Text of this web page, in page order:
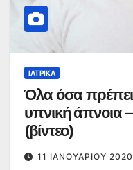
ΙΑΤΡΙΚΆ
Όλα όσα πρέπει
υπνική άπνοια
(βίντεο)
11 ΙΑΝΟΥΑΡΊΟΥ 2020